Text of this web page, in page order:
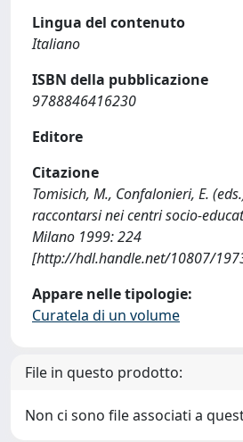
Lingua del contenuto
Italiano
ISBN della pubblicazione
9788846416230
Editore
Citazione
Tomisich, M., Confalonieri, E.
raccontarsi nei centri socio-
Milano 1999: 224
[http://hdl.handle.net/10807/
Appare nelle tipologie:
Curatela di un volume
File in questo prodotto:
Non ci sono file associati a